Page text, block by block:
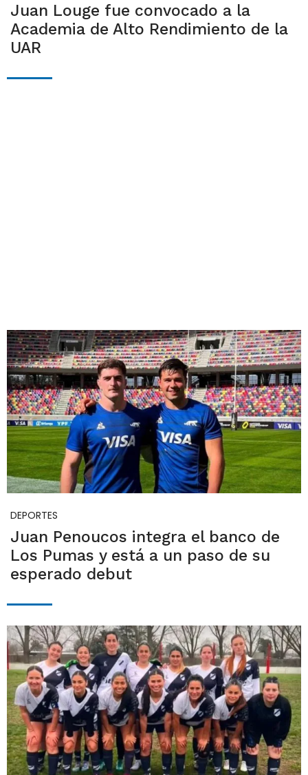
Juan Louge fue convocado a la
Academia de Alto Rendimiento de la
UAR
DEPORTES
Juan Penoucos integra el banco de
Los Pumas y está a un paso de su
esperado debut